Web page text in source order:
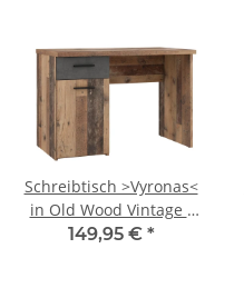
Schreibtisch >Vyronas<
in Old Wood Vintage -
110x76,3x60cm (BxHxT)
149,95 € *